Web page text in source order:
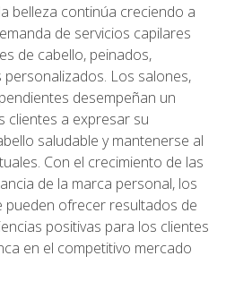
belleza continúa creciendo a
de servicios capilares
de cabello, peinados,
Los salones,
desempeñan un
clientes a expresar su
saludable y mantenerse al
Con el crecimiento de las
de la marca personal, los
pueden ofrecer resultados de
positivas para los clientes
en el competitivo mercado